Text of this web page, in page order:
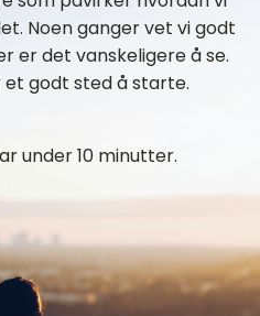
Noen ganger vet vi godt
er det vanskeligere å se.
et godt sted å starte.
under 10 minutter.